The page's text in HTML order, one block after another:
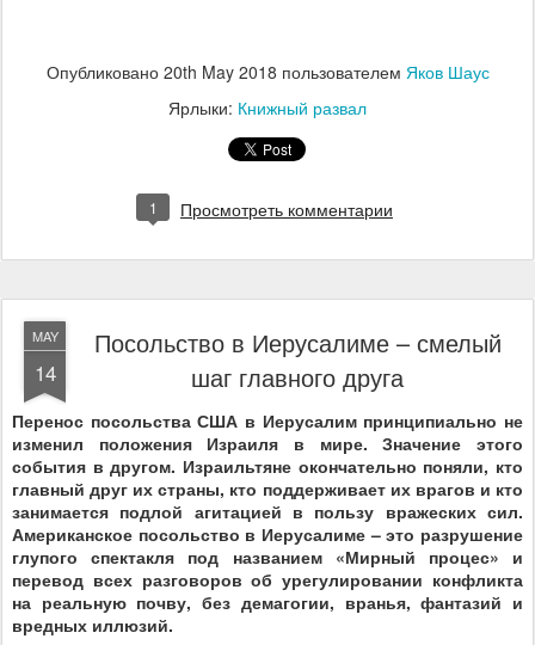
Опубликовано 20th May 2018 пользователем Яков Шаус
Ярлыки: Книжный развал
1 Просмотреть комментарии
MAY
14
Посольство в Иерусалиме – смелый
шаг главного друга
Перенос посольства США в Иерусалим принципиально не
изменил положения Израиля в мире. Значение этого
события в другом. Израильтяне окончательно поняли, кто
главный друг их страны, кто поддерживает их врагов и кто
занимается подлой агитацией в пользу вражеских сил.
Американское посольство в Иерусалиме – это разрушение
глупого спектакля под названием «Мирный процес» и
перевод всех разговоров об урегулировании конфликта
на реальную почву, без демагогии, вранья, фантазий и
вредных иллюзий.